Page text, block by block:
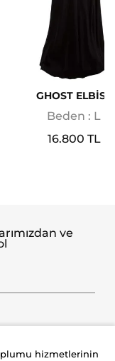
GHOST ELBİSE
Beden : L
16.800 TL
ve
hizmetlerinin